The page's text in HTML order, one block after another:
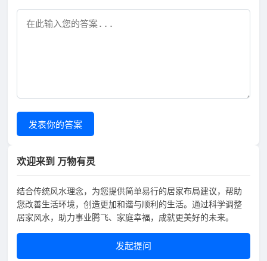
发表你的答案
欢迎来到 万物有灵
结合传统风水理念，为您提供简单易行的居家布局建议，帮助
您改善生活环境，创造更加和谐与顺利的生活。通过科学调整
居家风水，助力事业腾飞、家庭幸福，成就更美好的未来。
发起提问